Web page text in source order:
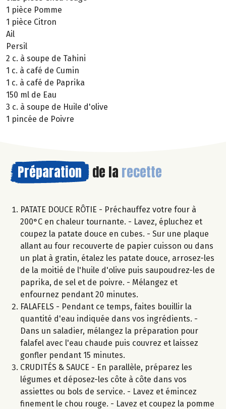
1 pièce Pomme
1 pièce Citron
Ail
Persil
2 c. à soupe de Tahini
1 c. à café de Cumin
1 c. à café de Paprika
150 ml de Eau
3 c. à soupe de Huile d'olive
1 pincée de Poivre
Préparation de la recette
PATATE DOUCE RÔTIE - Préchauffez votre four à
200°C en chaleur tournante. - Lavez, épluchez et
coupez la patate douce en cubes. - Sur une plaque
allant au four recouverte de papier cuisson ou dans
un plat à gratin, étalez les patate douce, arrosez-les
de la moitié de l'huile d'olive puis saupoudrez-les de
paprika, de sel et de poivre. - Mélangez et
enfournez pendant 20 minutes.
FALAFELS - Pendant ce temps, faites bouillir la
quantité d'eau indiquée dans vos ingrédients. -
Dans un saladier, mélangez la préparation pour
falafel avec l'eau chaude puis couvrez et laissez
gonfler pendant 15 minutes.
CRUDITÉS & SAUCE - En parallèle, préparez les
légumes et déposez-les côte à côte dans vos
assiettes ou bols de service. - Lavez et émincez
finement le chou rouge. - Lavez et coupez la pomme